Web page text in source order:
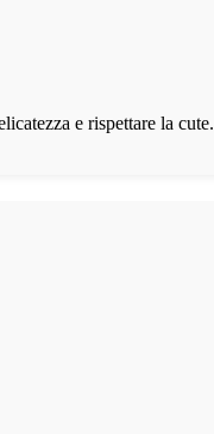
e rispettare la cute.